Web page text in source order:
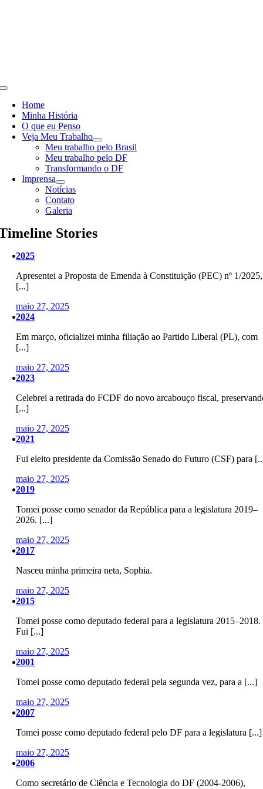
Toggle
NavigationHome
Minha História
O que eu Penso
Veja Meu Trabalho
Meu trabalho pelo Brasil
Meu trabalho pelo DF
Transformando o DF
Imprensa
Notícias
Contato
Galeria
Stories
2025
Apresentei a Proposta de Emenda à Constituição (PEC) nº 1/2025,
[...]
maio 27, 2025
2024
Em março, oficializei minha filiação ao Partido Liberal (PL), com
[...]
maio 27, 2025
2023
Celebrei a retirada do FCDF do novo arcabouço fiscal,
[...]
maio 27, 2025
2021
Fui eleito presidente da Comissão Senado do Futuro (CSF) para
maio 27, 2025
2019
Tomei posse como senador da República para a legislatura 2019–
2026. [...]
maio 27, 2025
2017
Nasceu minha primeira neta, Sophia.
maio 27, 2025
2015
Tomei posse como deputado federal para a legislatura 2015–2018.
Fui [...]
maio 27, 2025
2001
Tomei posse como deputado federal pela segunda vez, para a [...]
maio 27, 2025
2007
Tomei posse como deputado federal pelo DF para a legislatura [...]
maio 27, 2025
2006
Como secretário de Ciência e Tecnologia do DF (2004-2006),